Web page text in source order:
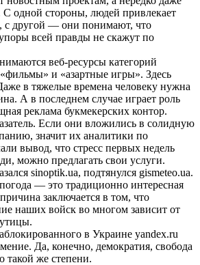
С одной стороны, людей привлекает
с другой — они понимают, что
всей правды не скажут по
веб-ресурсы категорий
«фильмы» и «азартные игры». Здесь
в тяжелые времена человеку нужна
А в последнем случае играет роль
реклама букмекерских контор.
Если они вложились в солидную
значит их аналитики по
вывод, что стресс первых недель
можно предлагать свои услуги.
sinoptik.ua, подтянулся gismeteo.ua.
— это традиционно интересная
заключается в том, что
наших войск во многом зависит от
в Украине yandex.ru
Да, конечно, демократия, свобода
такой же степени.